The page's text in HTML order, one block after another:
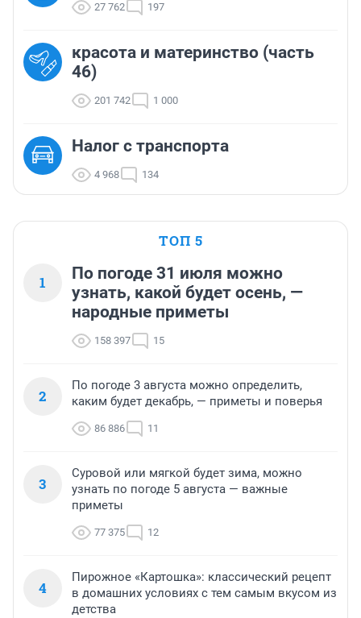
27 762 197
красота и материнство (часть
46)
201 742 1 000
Налог с транспорта
4 968 134
ТОП 5
1
По погоде 31 июля можно
узнать, какой будет осень, —
народные приметы
158 397 15
2
По погоде 3 августа можно определить,
каким будет декабрь, — приметы и поверья
86 886 11
3
Суровой или мягкой будет зима, можно
узнать по погоде 5 августа — важные
приметы
77 375 12
4
Пирожное «Картошка»: классический рецепт
в домашних условиях с тем самым вкусом из
детства